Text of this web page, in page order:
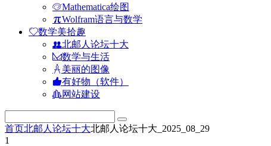
Mathematica绘图
Wolfram语言与数学
数学美拾趣
北邮人论坛十大
数学与生活
美丽的图像
有好物（软件）
网站建设
首页北邮人论坛十大北邮人论坛十大_2025_08_29
1